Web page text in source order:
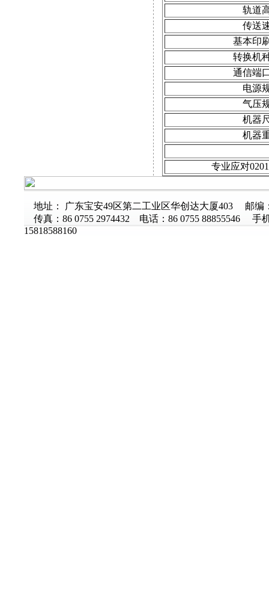
轨道
传送
基本印
转换机
通信端
电源
气压
机器
机器
专业应对
地址： 广东宝安49区第二工业区华创达大厦403 邮编
传真：86 0755 2974432 电话：86 0755 88855546 手
15818588160